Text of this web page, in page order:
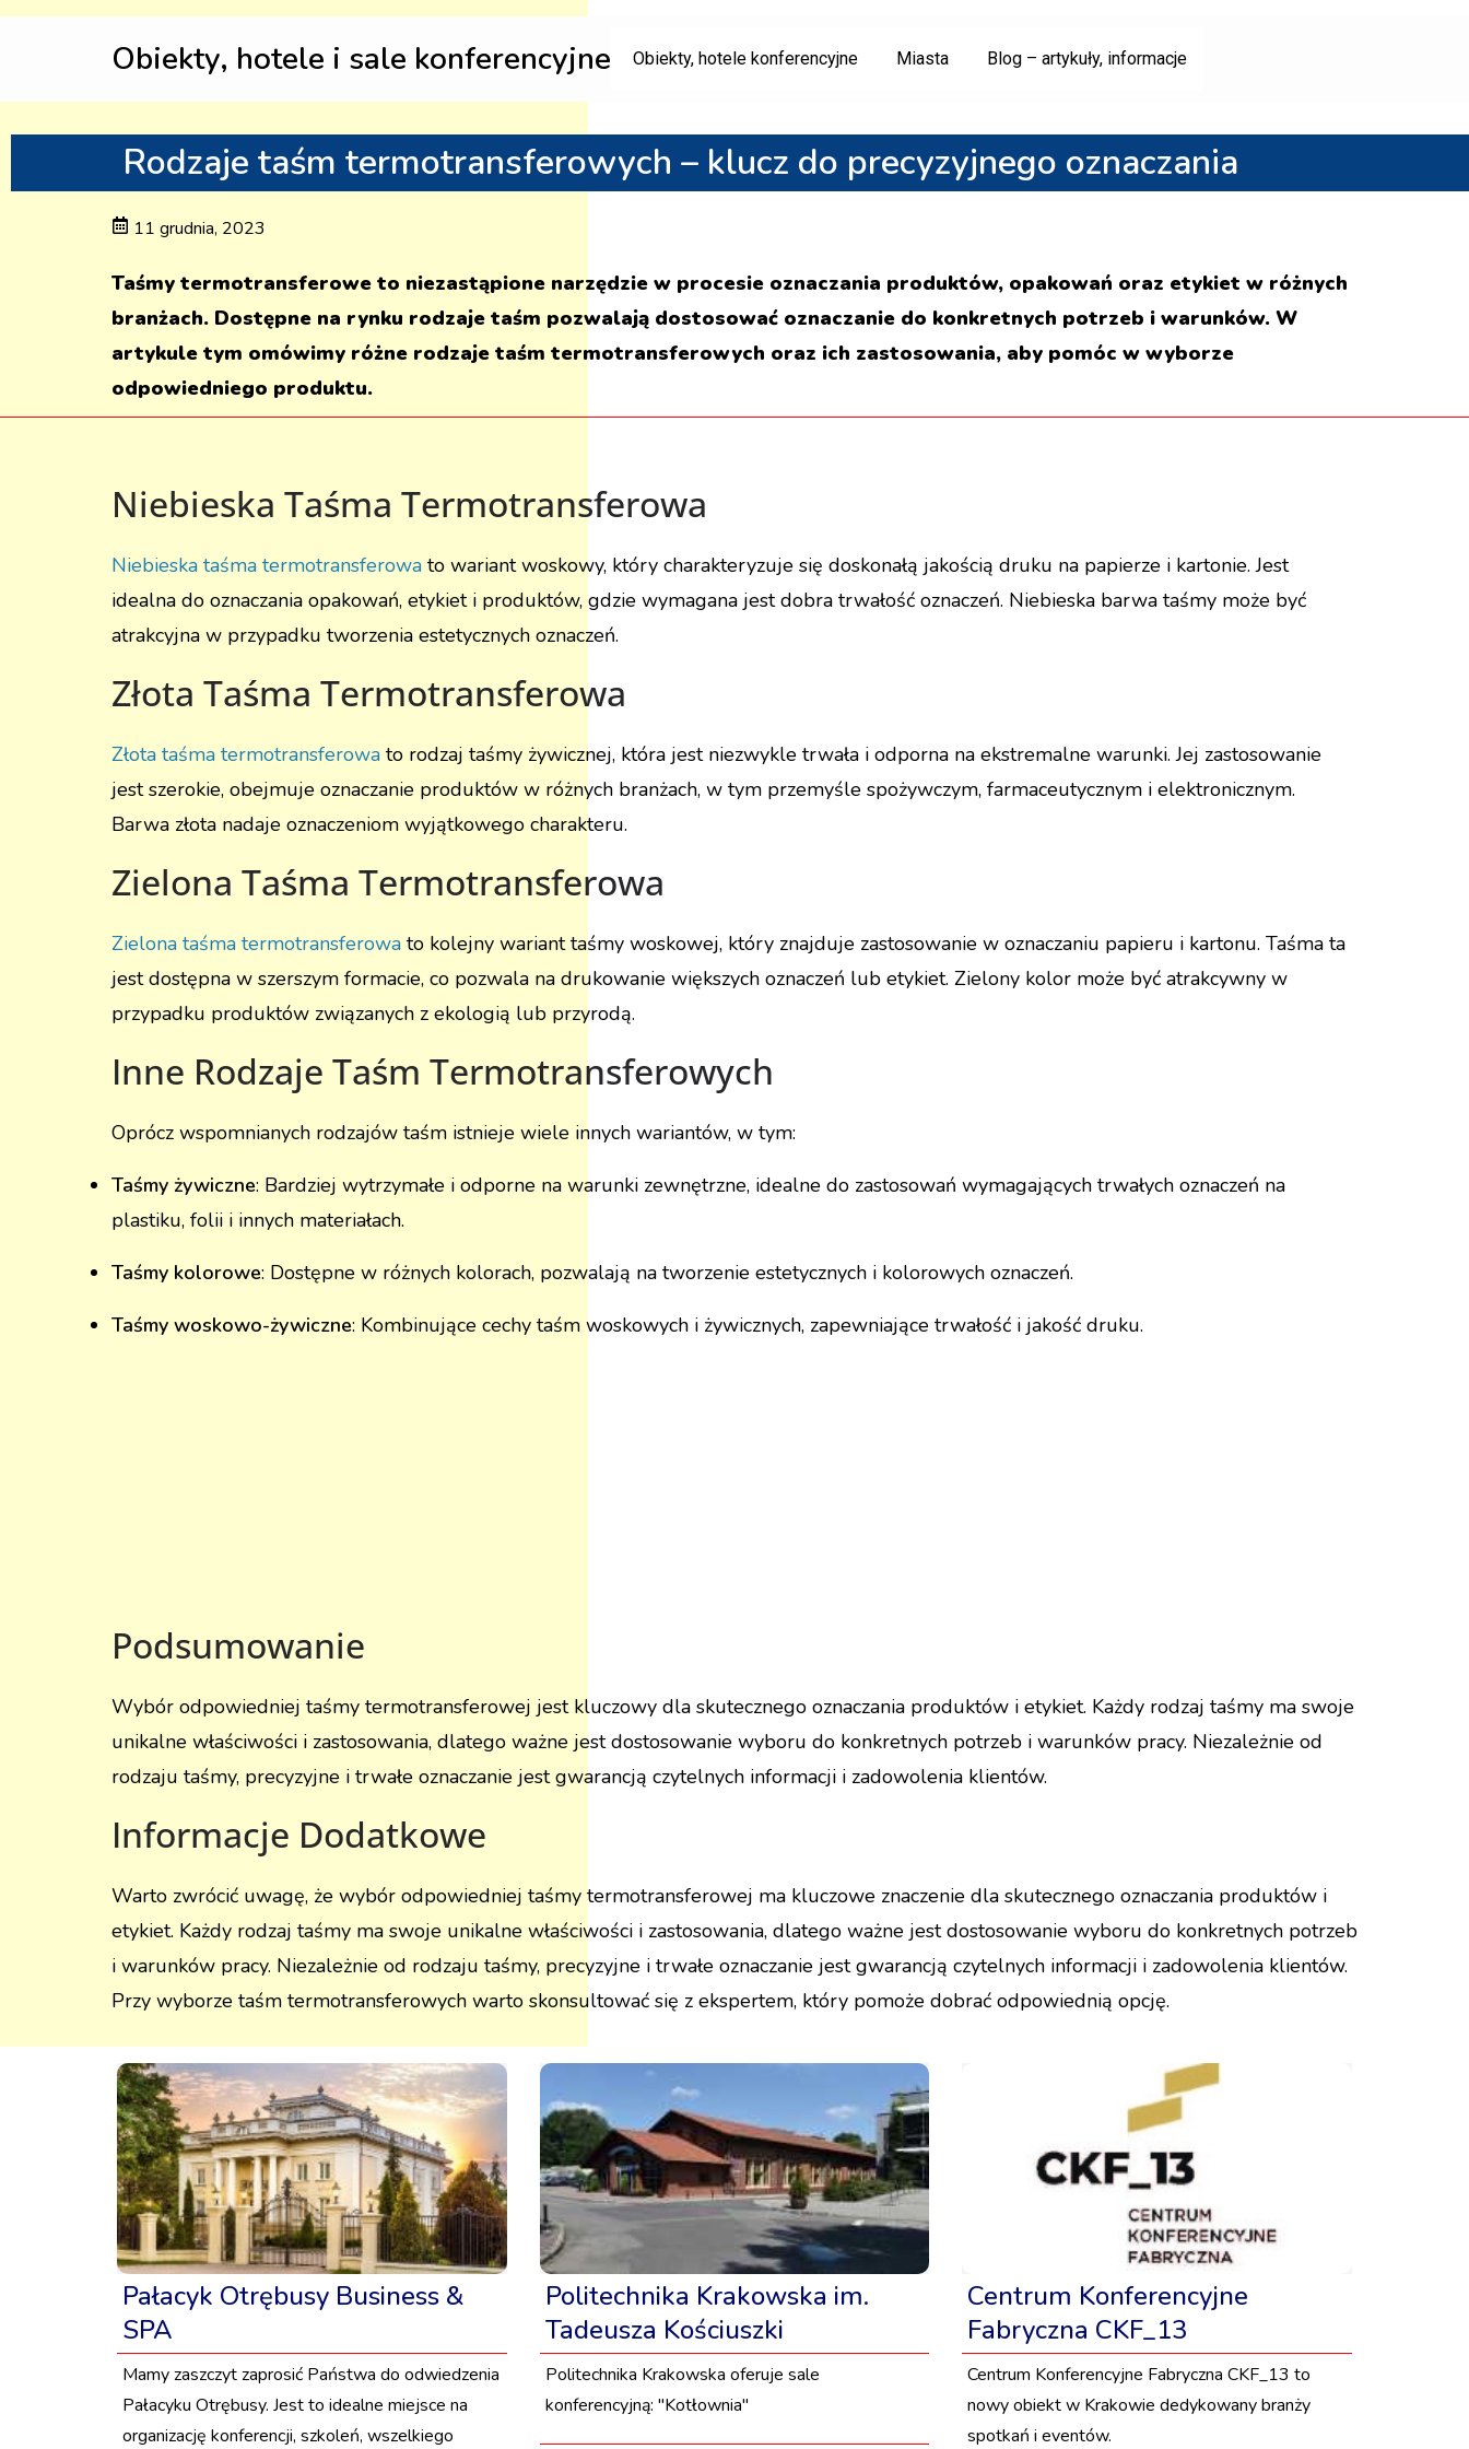
Obiekty, hotele i sale konferencyjne Obiekty, hotele konferencyjne Miasta Blog – artykuły, informacje
Rodzaje taśm termotransferowych – klucz do precyzyjnego oznaczania
11 grudnia, 2023
Taśmy termotransferowe to niezastąpione narzędzie w procesie oznaczania produktów, opakowań oraz etykiet w różnych
branżach. Dostępne na rynku rodzaje taśm pozwalają dostosować oznaczanie do konkretnych potrzeb i warunków. W
artykule tym omówimy różne rodzaje taśm termotransferowych oraz ich zastosowania, aby pomóc w wyborze
odpowiedniego produktu.
Niebieska Taśma Termotransferowa
Niebieska taśma termotransferowa to wariant woskowy, który charakteryzuje się doskonałą jakością druku na papierze i kartonie. Jest
idealna do oznaczania opakowań, etykiet i produktów, gdzie wymagana jest dobra trwałość oznaczeń. Niebieska barwa taśmy może być
atrakcyjna w przypadku tworzenia estetycznych oznaczeń.
Złota Taśma Termotransferowa
Złota taśma termotransferowa to rodzaj taśmy żywicznej, która jest niezwykle trwała i odporna na ekstremalne warunki. Jej zastosowanie
jest szerokie, obejmuje oznaczanie produktów w różnych branżach, w tym przemyśle spożywczym, farmaceutycznym i elektronicznym.
Barwa złota nadaje oznaczeniom wyjątkowego charakteru.
Zielona Taśma Termotransferowa
Zielona taśma termotransferowa to kolejny wariant taśmy woskowej, który znajduje zastosowanie w oznaczaniu papieru i kartonu. Taśma ta
jest dostępna w szerszym formacie, co pozwala na drukowanie większych oznaczeń lub etykiet. Zielony kolor może być atrakcywny w
przypadku produktów związanych z ekologią lub przyrodą.
Inne Rodzaje Taśm Termotransferowych
Oprócz wspomnianych rodzajów taśm istnieje wiele innych wariantów, w tym:
Taśmy żywiczne: Bardziej wytrzymałe i odporne na warunki zewnętrzne, idealne do zastosowań wymagających trwałych oznaczeń na
plastiku, folii i innych materiałach.
Taśmy kolorowe: Dostępne w różnych kolorach, pozwalają na tworzenie estetycznych i kolorowych oznaczeń.
Taśmy woskowo-żywiczne: Kombinujące cechy taśm woskowych i żywicznych, zapewniające trwałość i jakość druku.
Podsumowanie
Wybór odpowiedniej taśmy termotransferowej jest kluczowy dla skutecznego oznaczania produktów i etykiet. Każdy rodzaj taśmy ma swoje
unikalne właściwości i zastosowania, dlatego ważne jest dostosowanie wyboru do konkretnych potrzeb i warunków pracy. Niezależnie od
rodzaju taśmy, precyzyjne i trwałe oznaczanie jest gwarancją czytelnych informacji i zadowolenia klientów.
Informacje Dodatkowe
Warto zwrócić uwagę, że wybór odpowiedniej taśmy termotransferowej ma kluczowe znaczenie dla skutecznego oznaczania produktów i
etykiet. Każdy rodzaj taśmy ma swoje unikalne właściwości i zastosowania, dlatego ważne jest dostosowanie wyboru do konkretnych potrzeb
i warunków pracy. Niezależnie od rodzaju taśmy, precyzyjne i trwałe oznaczanie jest gwarancją czytelnych informacji i zadowolenia klientów.
Przy wyborze taśm termotransferowych warto skonsultować się z ekspertem, który pomoże dobrać odpowiednią opcję.
Pałacyk Otrębusy Business &
SPA
Mamy zaszczyt zaprosić Państwa do odwiedzenia
Pałacyku Otrębusy. Jest to idealne miejsce na
organizację konferencji, szkoleń, wszelkiego
Politechnika Krakowska im.
Tadeusza Kościuszki
Politechnika Krakowska oferuje sale
konferencyjną: "Kotłownia"
Centrum Konferencyjne
Fabryczna CKF_13
Centrum Konferencyjne Fabryczna CKF_13 to
nowy obiekt w Krakowie dedykowany branży
spotkań i eventów.